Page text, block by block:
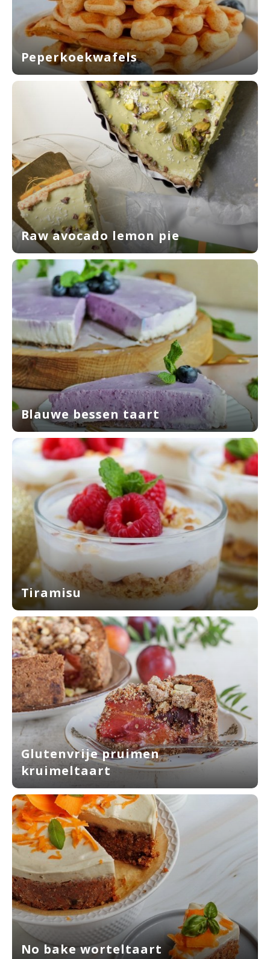
Peperkoekwafels
Raw avocado lemon pie
Blauwe bessen taart
Tiramisu
Glutenvrije pruimen
kruimeltaart
No bake worteltaart